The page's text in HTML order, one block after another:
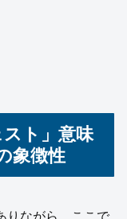
スト」意味
象徴性
りながら、ここで